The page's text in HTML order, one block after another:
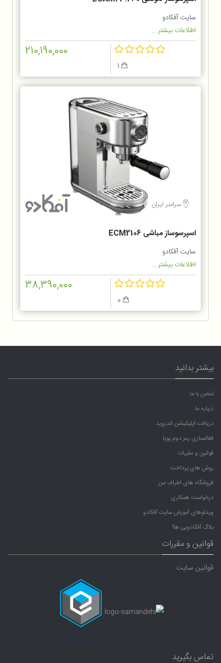
سایت آفکادو
اطلاعات بیشتر...
210,190,000
سراسر ایران
اسپرسوساز مباشی ECM2106
سایت آفکادو
اطلاعات بیشتر...
38,390,000
بیشتر بدانید
تماس با ما
درباره ما
دریافت اپلیکیشن اندروید
فعالسازی رمز دوم پویا
قوانین و مقررات
روش های پرداخت
فروشگاه های اطراف من
درخواست همکاری
ویدئوهای آموزش سایت آفکادو
بلاگ آفکادویی ها!
قوانین و مقررات
قوانین سایت
تماس بگیرید